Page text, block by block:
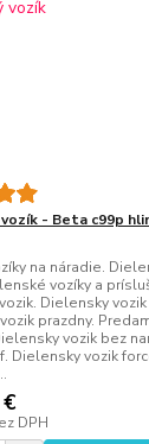
- Beta c99p
na náradie.
vozíky a
Dielensky vozik
prazdny.
vozik bez
Dielensky vozik
DPH